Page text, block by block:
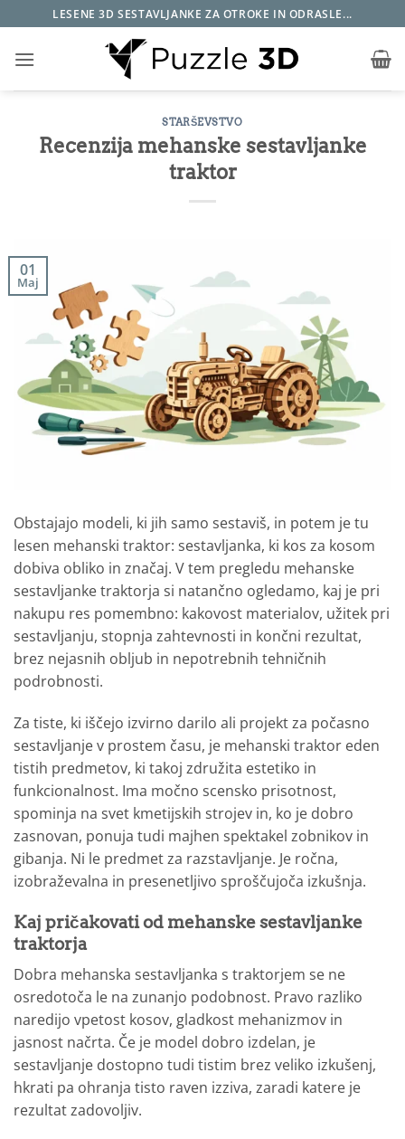
na
vsebino
LESENE 3D SESTAVLJANKE ZA OTROKE IN ODRASLE...
STARŠEVSTVO
Recenzija mehanske sestavljanke
traktor
01
Maj
Obstajajo modeli, ki jih samo sestaviš, in potem je tu
lesen mehanski traktor: sestavljanka, ki kos za kosom
dobiva obliko in značaj. V tem pregledu mehanske
sestavljanke traktorja si natančno ogledamo, kaj je pri
nakupu res pomembno: kakovost materialov, užitek pri
sestavljanju, stopnja zahtevnosti in končni rezultat,
brez nejasnih obljub in nepotrebnih tehničnih
podrobnosti.
Za tiste, ki iščejo izvirno darilo ali projekt za počasno
sestavljanje v prostem času, je mehanski traktor eden
tistih predmetov, ki takoj združita estetiko in
funkcionalnost. Ima močno scensko prisotnost,
spominja na svet kmetijskih strojev in, ko je dobro
zasnovan, ponuja tudi majhen spektakel zobnikov in
gibanja. Ni le predmet za razstavljanje. Je ročna,
izobraževalna in presenetljivo sproščujoča izkušnja.
Kaj pričakovati od mehanske sestavljanke
traktorja
Dobra mehanska sestavljanka s traktorjem se ne
osredotoča le na zunanjo podobnost. Pravo razliko
naredijo vpetost kosov, gladkost mehanizmov in
jasnost načrta. Če je model dobro izdelan, je
sestavljanje dostopno tudi tistim brez veliko izkušenj,
hkrati pa ohranja tisto raven izziva, zaradi katere je
rezultat zadovoljiv.